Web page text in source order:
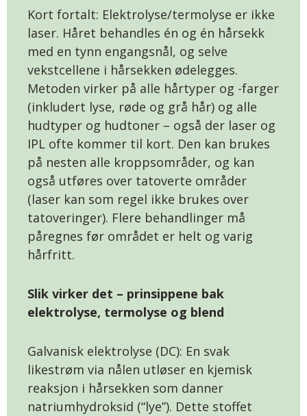
Kort fortalt: Elektrolyse/termolyse er ikke
laser. Håret behandles én og én hårsekk
med en tynn engangsnål, og selve
vekstcellene i hårsekken ødelegges.
Metoden virker på alle hårtyper og -farger
(inkludert lyse, røde og grå hår) og alle
hudtyper og hudtoner – også der laser og
IPL ofte kommer til kort. Den kan brukes
på nesten alle kroppsområder, og kan
også utføres over tatoverte områder
(laser kan som regel ikke brukes over
tatoveringer). Flere behandlinger må
påregnes før området er helt og varig
hårfritt.
Slik virker det – prinsippene bak
elektrolyse, termolyse og blend
Galvanisk elektrolyse (DC): En svak
likestrøm via nålen utløser en kjemisk
reaksjon i hårsekken som danner
natriumhydroksid (“lye”). Dette stoffet